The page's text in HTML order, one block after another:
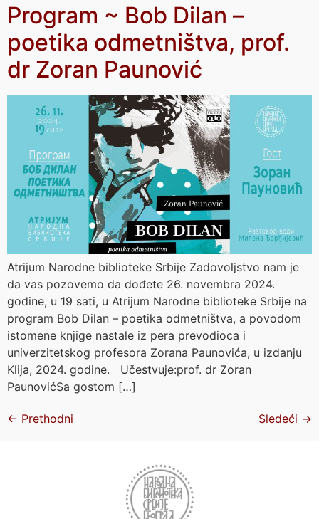
Program ~ Bob Dilan –
poetika odmetništva, prof.
dr Zoran Paunović
Atrijum Narodne biblioteke Srbije Zadovoljstvo nam je
da vas pozovemo da dođete 26. novembra 2024.
godine, u 19 sati, u Atrijum Narodne biblioteke Srbije na
program Bob Dilan – poetika odmetništva, a povodom
istomene knjige nastale iz pera prevodioca i
univerzitetskog profesora Zorana Paunovića, u izdanju
Klija, 2024. godine. Učestvuje:prof. dr Zoran
PaunovićSa gostom […]
← Prethodni Sledeći →